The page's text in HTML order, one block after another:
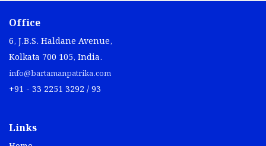
Office
6, J.B.S. Haldane Avenue,
Kolkata 700 105, India.
info@bartamanpatrika.com
+91 - 33 2251 3292 / 93
Links